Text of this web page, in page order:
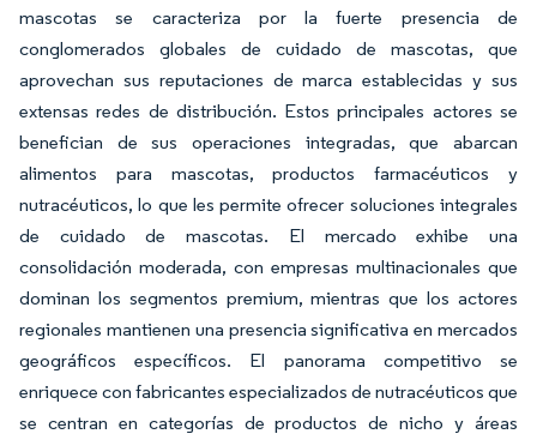
mascotas se caracteriza por la fuerte presencia de
conglomerados globales de cuidado de mascotas, que
aprovechan sus reputaciones de marca establecidas y sus
extensas redes de distribución. Estos principales actores se
benefician de sus operaciones integradas, que abarcan
alimentos para mascotas, productos farmacéuticos y
nutracéuticos, lo que les permite ofrecer soluciones integrales
de cuidado de mascotas. El mercado exhibe una
consolidación moderada, con empresas multinacionales que
dominan los segmentos premium, mientras que los actores
regionales mantienen una presencia significativa en mercados
geográficos específicos. El panorama competitivo se
enriquece con fabricantes especializados de nutracéuticos que
se centran en categorías de productos de nicho y áreas